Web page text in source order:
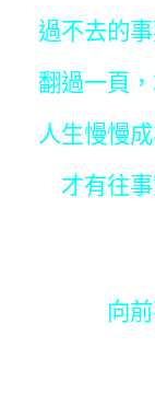
過不去的
翻過一頁
人生慢慢
才有往
向